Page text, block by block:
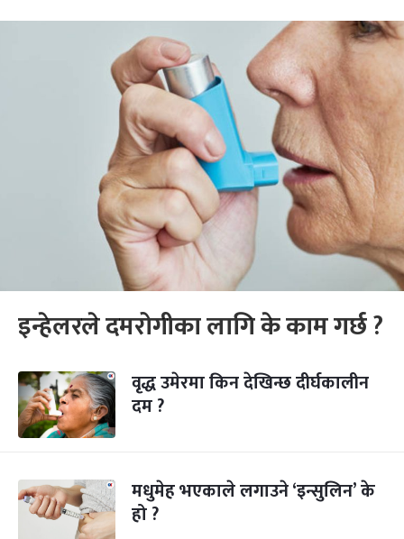
इन्हेलरले दमरोगीका लागि के काम गर्छ ?
वृद्ध उमेरमा किन देखिन्छ दीर्घकालीन
दम ?
मधुमेह भएकाले लगाउने ‘इन्सुलिन’ के
हो ?